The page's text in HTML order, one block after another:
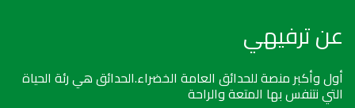
عن ترفيهي
أول وأكبر منصة للحدائق العامة الخضراء.الحدائق هي رئة الحياة
التي نتنفس بها المتعة والراحة